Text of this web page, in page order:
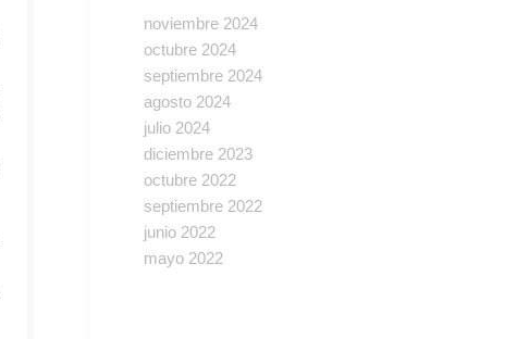
noviembre 2024
octubre 2024
septiembre 2024
agosto 2024
julio 2024
diciembre 2023
octubre 2022
septiembre 2022
junio 2022
mayo 2022